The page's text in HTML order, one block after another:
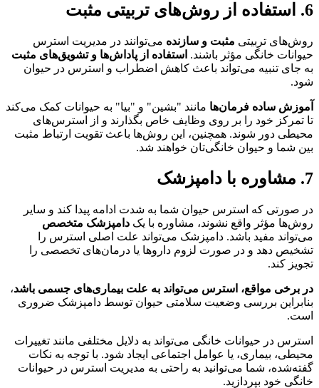
6. استفاده از روش‌های تربیتی مثبت
روش‌های تربیتی مثبت و سازنده می‌توانند در مدیریت استرس
حیوانات خانگی مؤثر باشند. استفاده از پاداش‌ها و تشویق‌های مثبت
به جای تنبیه می‌تواند باعث کاهش اضطراب و استرس در حیوان
شود.
آموزش ساده فرمان‌ها مانند "بشین" و "بیا" به حیوانات کمک می‌کند
تا تمرکز خود را بر روی وظایف خاص بگذارند و از استرس‌های
محیطی دور شوند. همچنین، این روش‌ها باعث تقویت ارتباط مثبت
بین شما و حیوان خانگی‌تان خواهند شد.
7. مشاوره با دامپزشک
در صورتی که استرس حیوان شما به شدت ادامه پیدا کند و سایر
روش‌ها مؤثر واقع نشوند، مشاوره با یک دامپزشک متخصص
می‌تواند مفید باشد. دامپزشک می‌تواند علت اصلی استرس را
تشخیص دهد و در صورت لزوم داروها یا درمان‌های تخصصی را
تجویز کند.
در برخی مواقع، استرس می‌تواند به علت بیماری‌های جسمی باشد،
بنابراین بررسی وضعیت سلامتی حیوان توسط دامپزشک ضروری
است.
استرس در حیوانات خانگی می‌تواند به دلایل مختلفی مانند تغییرات
محیطی، بیماری، یا عوامل اجتماعی ایجاد شود. با توجه به نکات
گفته‌شده، شما می‌توانید به راحتی به مدیریت استرس در حیوانات
خانگی خود بپردازید.